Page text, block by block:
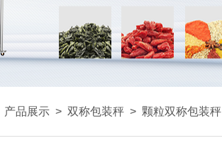
产品展示 > 双称包装秤 > 颗粒双称包装秤